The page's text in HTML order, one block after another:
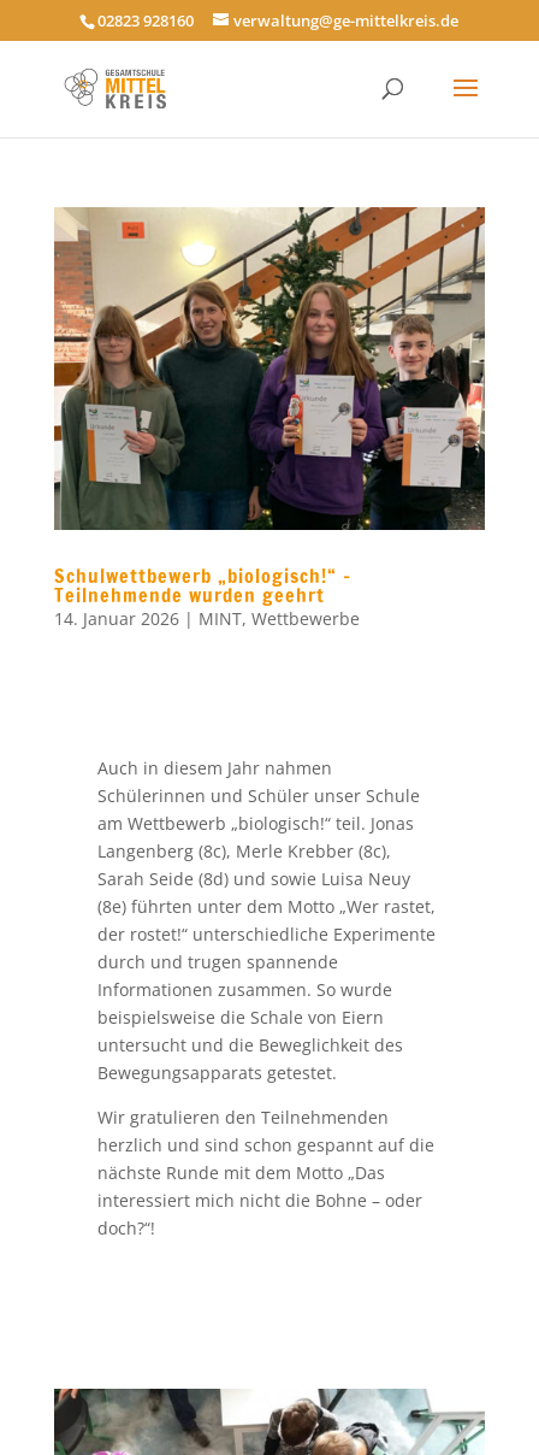
02823 928160 verwaltung@ge-mittelkreis.de
Schulwettbewerb „biologisch!“ –
Teilnehmende wurden geehrt
14. Januar 2026| MINT, Wettbewerbe
Auch in diesem Jahr nahmen
Schülerinnen und Schüler unser Schule
am Wettbewerb „biologisch!“ teil. Jonas
Langenberg (8c), Merle Krebber (8c),
Sarah Seide (8d) und sowie Luisa Neuy
(8e) führten unter dem Motto „Wer rastet,
der rostet!“ unterschiedliche Experimente
durch und trugen spannende
Informationen zusammen. So wurde
beispielsweise die Schale von Eiern
untersucht und die Beweglichkeit des
Bewegungsapparats getestet.
Wir gratulieren den Teilnehmenden
herzlich und sind schon gespannt auf die
nächste Runde mit dem Motto „Das
interessiert mich nicht die Bohne – oder
doch?“!